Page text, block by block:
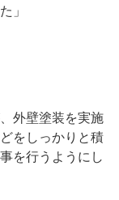
」
外壁塗装を実施
をしっかりと積
を行うようにし